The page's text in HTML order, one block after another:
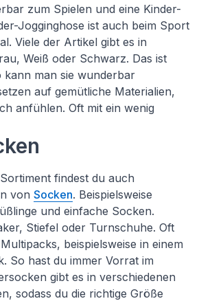
zum Spielen und eine Kinder-
Jogginghose ist auch beim Sport
Viele der Artikel gibt es in
Weiß oder Schwarz. Das ist
kann man sie wunderbar
auf gemütliche Materialien,
anfühlen. Oft mit ein wenig
findest du auch
von Socken. Beispielsweise
und einfache Socken.
Stiefel oder Turnschuhe. Oft
beispielsweise in einem
So hast du immer Vorrat im
gibt es in verschiedenen
sodass du die richtige Größe